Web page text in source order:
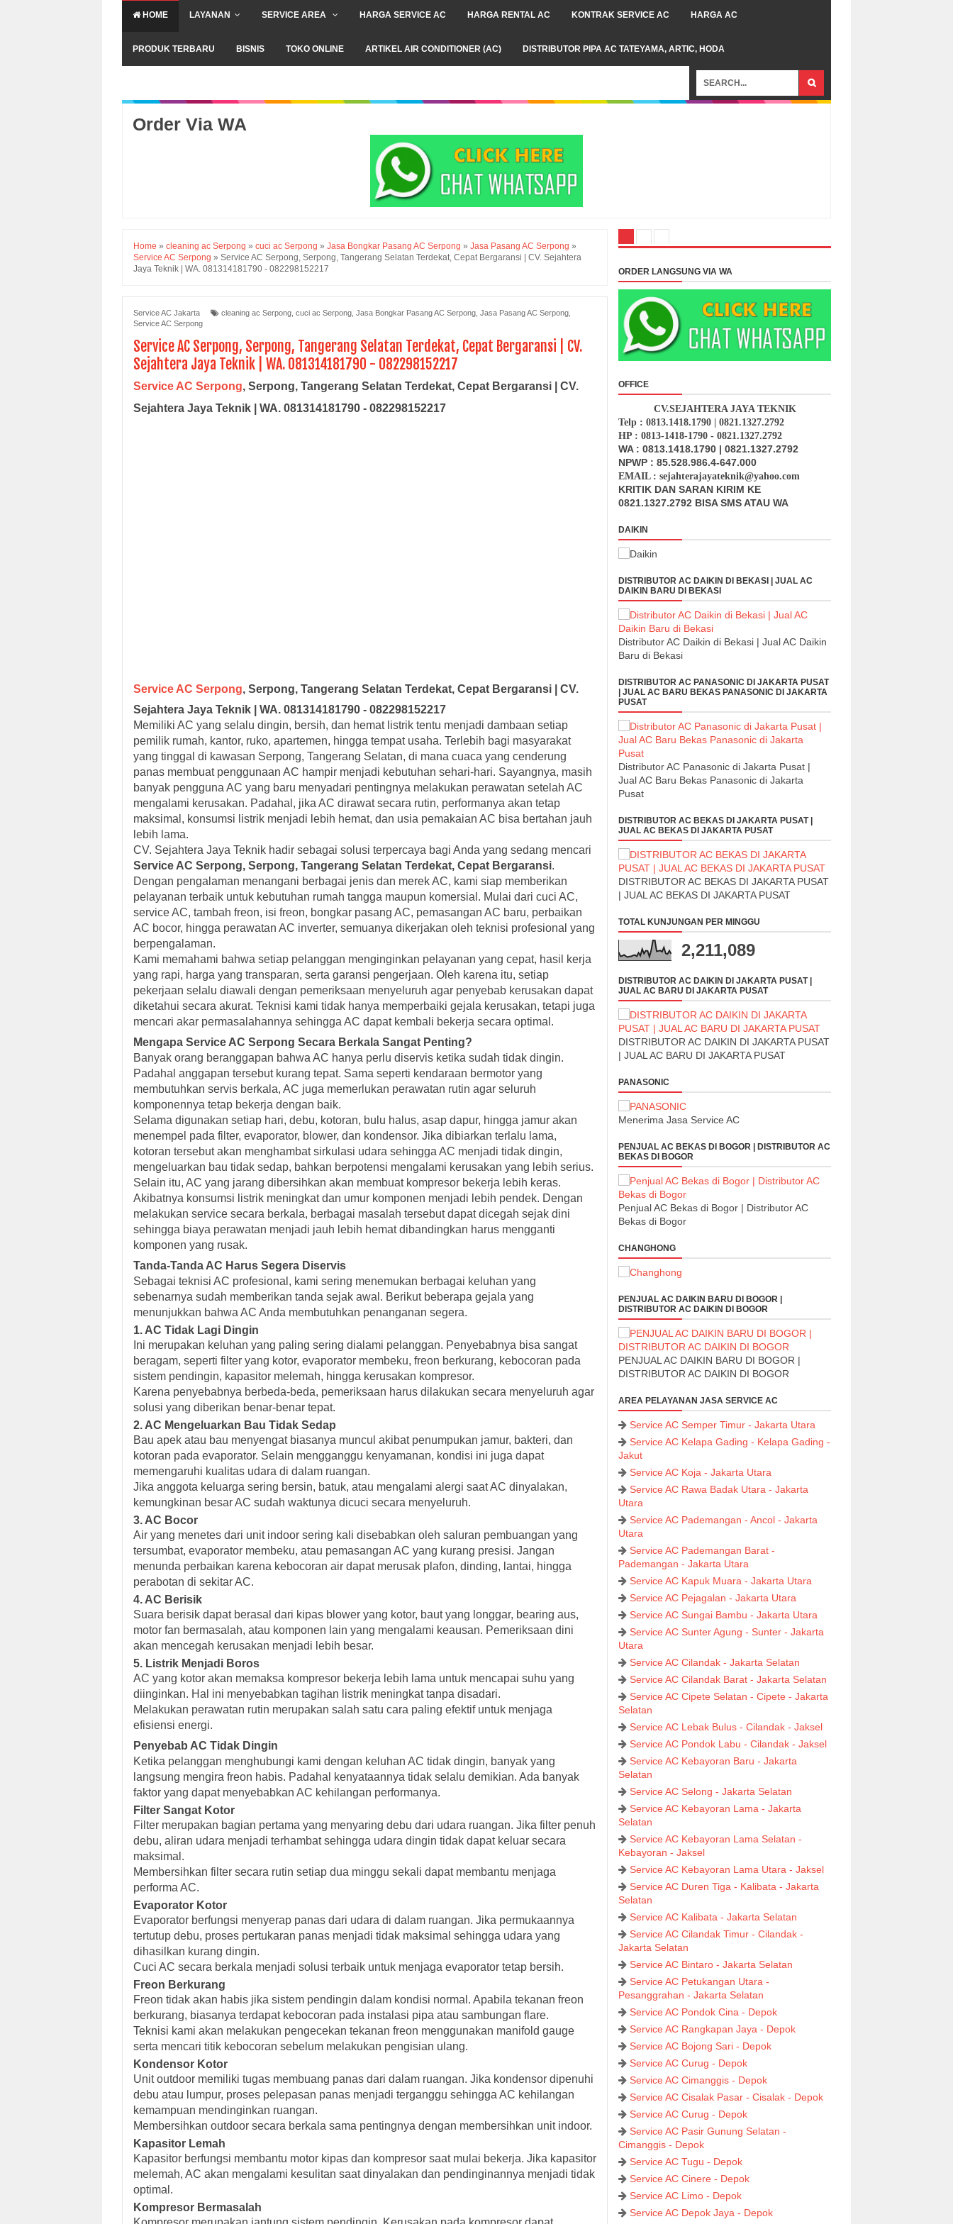
HOME LAYANAN SERVICE AREA HARGA SERVICE AC HARGA RENTAL AC KONTRAK SERVICE AC HARGA AC
PRODUK TERBARU BISNIS TOKO ONLINE ARTIKEL AIR CONDITIONER (AC) DISTRIBUTOR PIPA AC TATEYAMA, ARTIC, HODA
Order Via WA
Home » cleaning ac Serpong » cuci ac Serpong » Jasa Bongkar Pasang AC Serpong » Jasa Pasang AC Serpong »
Service AC Serpong » Service AC Serpong, Serpong, Tangerang Selatan Terdekat, Cepat Bergaransi | CV. Sejahtera
Jaya Teknik | WA. 081314181790 - 082298152217
Service AC Jakarta cleaning ac Serpong cuci ac Serpong Jasa Bongkar Pasang AC Serpong Jasa Pasang AC Serpong
Service AC Serpong
Service AC Serpong, Serpong, Tangerang Selatan Terdekat, Cepat Bergaransi | CV.
Sejahtera Jaya Teknik | WA. 081314181790 - 082298152217
Service AC Serpong, Serpong, Tangerang Selatan Terdekat, Cepat Bergaransi | CV.
Sejahtera Jaya Teknik | WA. 081314181790 - 082298152217
Service AC Serpong, Serpong, Tangerang Selatan Terdekat, Cepat Bergaransi | CV.
Sejahtera Jaya Teknik | WA. 081314181790 - 082298152217
Memiliki AC yang selalu dingin, bersih, dan hemat listrik tentu menjadi dambaan setiap
pemilik rumah, kantor, ruko, apartemen, hingga tempat usaha. Terlebih bagi masyarakat
yang tinggal di kawasan Serpong, Tangerang Selatan, di mana cuaca yang cenderung
panas membuat penggunaan AC hampir menjadi kebutuhan sehari-hari. Sayangnya, masih
banyak pengguna AC yang baru menyadari pentingnya melakukan perawatan setelah AC
mengalami kerusakan. Padahal, jika AC dirawat secara rutin, performanya akan tetap
maksimal, konsumsi listrik menjadi lebih hemat, dan usia pemakaian AC bisa bertahan jauh
lebih lama.
CV. Sejahtera Jaya Teknik hadir sebagai solusi terpercaya bagi Anda yang sedang mencari
Service AC Serpong, Serpong, Tangerang Selatan Terdekat, Cepat Bergaransi.
Dengan pengalaman menangani berbagai jenis dan merek AC, kami siap memberikan
pelayanan terbaik untuk kebutuhan rumah tangga maupun komersial. Mulai dari cuci AC,
service AC, tambah freon, isi freon, bongkar pasang AC, pemasangan AC baru, perbaikan
AC bocor, hingga perawatan AC inverter, semuanya dikerjakan oleh teknisi profesional yang
berpengalaman.
Kami memahami bahwa setiap pelanggan menginginkan pelayanan yang cepat, hasil kerja
yang rapi, harga yang transparan, serta garansi pengerjaan. Oleh karena itu, setiap
pekerjaan selalu diawali dengan pemeriksaan menyeluruh agar penyebab kerusakan dapat
diketahui secara akurat. Teknisi kami tidak hanya memperbaiki gejala kerusakan, tetapi juga
mencari akar permasalahannya sehingga AC dapat kembali bekerja secara optimal.
Mengapa Service AC Serpong Secara Berkala Sangat Penting?
Banyak orang beranggapan bahwa AC hanya perlu diservis ketika sudah tidak dingin.
Padahal anggapan tersebut kurang tepat. Sama seperti kendaraan bermotor yang
membutuhkan servis berkala, AC juga memerlukan perawatan rutin agar seluruh
komponennya tetap bekerja dengan baik.
Selama digunakan setiap hari, debu, kotoran, bulu halus, asap dapur, hingga jamur akan
menempel pada filter, evaporator, blower, dan kondensor. Jika dibiarkan terlalu lama,
kotoran tersebut akan menghambat sirkulasi udara sehingga AC menjadi tidak dingin,
mengeluarkan bau tidak sedap, bahkan berpotensi mengalami kerusakan yang lebih serius.
Selain itu, AC yang jarang dibersihkan akan membuat kompresor bekerja lebih keras.
Akibatnya konsumsi listrik meningkat dan umur komponen menjadi lebih pendek. Dengan
melakukan service secara berkala, berbagai masalah tersebut dapat dicegah sejak dini
sehingga biaya perawatan menjadi jauh lebih hemat dibandingkan harus mengganti
komponen yang rusak.
Tanda-Tanda AC Harus Segera Diservis
Sebagai teknisi AC profesional, kami sering menemukan berbagai keluhan yang
sebenarnya sudah memberikan tanda sejak awal. Berikut beberapa gejala yang
menunjukkan bahwa AC Anda membutuhkan penanganan segera.
1. AC Tidak Lagi Dingin
Ini merupakan keluhan yang paling sering dialami pelanggan. Penyebabnya bisa sangat
beragam, seperti filter yang kotor, evaporator membeku, freon berkurang, kebocoran pada
sistem pendingin, kapasitor melemah, hingga kerusakan kompresor.
Karena penyebabnya berbeda-beda, pemeriksaan harus dilakukan secara menyeluruh agar
solusi yang diberikan benar-benar tepat.
2. AC Mengeluarkan Bau Tidak Sedap
Bau apek atau bau menyengat biasanya muncul akibat penumpukan jamur, bakteri, dan
kotoran pada evaporator. Selain mengganggu kenyamanan, kondisi ini juga dapat
memengaruhi kualitas udara di dalam ruangan.
Jika anggota keluarga sering bersin, batuk, atau mengalami alergi saat AC dinyalakan,
kemungkinan besar AC sudah waktunya dicuci secara menyeluruh.
3. AC Bocor
Air yang menetes dari unit indoor sering kali disebabkan oleh saluran pembuangan yang
tersumbat, evaporator membeku, atau pemasangan AC yang kurang presisi. Jangan
menunda perbaikan karena kebocoran air dapat merusak plafon, dinding, lantai, hingga
perabotan di sekitar AC.
4. AC Berisik
Suara berisik dapat berasal dari kipas blower yang kotor, baut yang longgar, bearing aus,
motor fan bermasalah, atau komponen lain yang mengalami keausan. Pemeriksaan dini
akan mencegah kerusakan menjadi lebih besar.
5. Listrik Menjadi Boros
AC yang kotor akan memaksa kompresor bekerja lebih lama untuk mencapai suhu yang
diinginkan. Hal ini menyebabkan tagihan listrik meningkat tanpa disadari.
Melakukan perawatan rutin merupakan salah satu cara paling efektif untuk menjaga
efisiensi energi.
Penyebab AC Tidak Dingin
Ketika pelanggan menghubungi kami dengan keluhan AC tidak dingin, banyak yang
langsung mengira freon habis. Padahal kenyataannya tidak selalu demikian. Ada banyak
faktor yang dapat menyebabkan AC kehilangan performanya.
Filter Sangat Kotor
Filter merupakan bagian pertama yang menyaring debu dari udara ruangan. Jika filter penuh
debu, aliran udara menjadi terhambat sehingga udara dingin tidak dapat keluar secara
maksimal.
Membersihkan filter secara rutin setiap dua minggu sekali dapat membantu menjaga
performa AC.
Evaporator Kotor
Evaporator berfungsi menyerap panas dari udara di dalam ruangan. Jika permukaannya
tertutup debu, proses pertukaran panas menjadi tidak maksimal sehingga udara yang
dihasilkan kurang dingin.
Cuci AC secara berkala menjadi solusi terbaik untuk menjaga evaporator tetap bersih.
Freon Berkurang
Freon tidak akan habis jika sistem pendingin dalam kondisi normal. Apabila tekanan freon
berkurang, biasanya terdapat kebocoran pada instalasi pipa atau sambungan flare.
Teknisi kami akan melakukan pengecekan tekanan freon menggunakan manifold gauge
serta mencari titik kebocoran sebelum melakukan pengisian ulang.
Kondensor Kotor
Unit outdoor memiliki tugas membuang panas dari dalam ruangan. Jika kondensor dipenuhi
debu atau lumpur, proses pelepasan panas menjadi terganggu sehingga AC kehilangan
kemampuan mendinginkan ruangan.
Membersihkan outdoor secara berkala sama pentingnya dengan membersihkan unit indoor.
Kapasitor Lemah
Kapasitor berfungsi membantu motor kipas dan kompresor saat mulai bekerja. Jika kapasitor
melemah, AC akan mengalami kesulitan saat dinyalakan dan pendinginannya menjadi tidak
optimal.
Kompresor Bermasalah
ORDER LANGSUNG VIA WA
OFFICE
CV.SEJAHTERA JAYA TEKNIK
Telp : 0813.1418.1790 | 0821.1327.2792
HP : 0813-1418-1790 - 0821.1327.2792
WA : 0813.1418.1790 | 0821.1327.2792
NPWP : 85.528.986.4-647.000
EMAIL : sejahterajayateknik@yahoo.com
KRITIK DAN SARAN KIRIM KE
0821.1327.2792 BISA SMS ATAU WA
DAIKIN
DISTRIBUTOR AC DAIKIN DI BEKASI | JUAL AC
DAIKIN BARU DI BEKASI
Distributor AC Daikin di Bekasi | Jual AC Daikin
Baru di Bekasi
DISTRIBUTOR AC PANASONIC DI JAKARTA PUSAT
| JUAL AC BARU BEKAS PANASONIC DI JAKARTA
PUSAT
Distributor AC Panasonic di Jakarta Pusat |
Jual AC Baru Bekas Panasonic di Jakarta
Pusat
DISTRIBUTOR AC BEKAS DI JAKARTA PUSAT |
JUAL AC BEKAS DI JAKARTA PUSAT
DISTRIBUTOR AC BEKAS DI JAKARTA PUSAT
| JUAL AC BEKAS DI JAKARTA PUSAT
TOTAL KUNJUNGAN PER MINGGU
2,211,089
DISTRIBUTOR AC DAIKIN DI JAKARTA PUSAT |
JUAL AC BARU DI JAKARTA PUSAT
DISTRIBUTOR AC DAIKIN DI JAKARTA PUSAT
| JUAL AC BARU DI JAKARTA PUSAT
PANASONIC
Menerima Jasa Service AC
PENJUAL AC BEKAS DI BOGOR | DISTRIBUTOR AC
BEKAS DI BOGOR
Penjual AC Bekas di Bogor | Distributor AC
Bekas di Bogor
CHANGHONG
PENJUAL AC DAIKIN BARU DI BOGOR |
DISTRIBUTOR AC DAIKIN DI BOGOR
PENJUAL AC DAIKIN BARU DI BOGOR |
DISTRIBUTOR AC DAIKIN DI BOGOR
AREA PELAYANAN JASA SERVICE AC
Service AC Semper Timur - Jakarta Utara
Service AC Kelapa Gading - Kelapa Gading -
Jakut
Service AC Koja - Jakarta Utara
Service AC Rawa Badak Utara - Jakarta
Utara
Service AC Pademangan - Ancol - Jakarta
Utara
Service AC Pademangan Barat -
Pademangan - Jakarta Utara
Service AC Kapuk Muara - Jakarta Utara
Service AC Pejagalan - Jakarta Utara
Service AC Sungai Bambu - Jakarta Utara
Service AC Sunter Agung - Sunter - Jakarta
Utara
Service AC Cilandak - Jakarta Selatan
Service AC Cilandak Barat - Jakarta Selatan
Service AC Cipete Selatan - Cipete - Jakarta
Selatan
Service AC Lebak Bulus - Cilandak - Jaksel
Service AC Pondok Labu - Cilandak - Jaksel
Service AC Kebayoran Baru - Jakarta
Selatan
Service AC Selong - Jakarta Selatan
Service AC Kebayoran Lama - Jakarta
Selatan
Service AC Kebayoran Lama Selatan -
Kebayoran - Jaksel
Service AC Kebayoran Lama Utara - Jaksel
Service AC Duren Tiga - Kalibata - Jakarta
Selatan
Service AC Kalibata - Jakarta Selatan
Service AC Cilandak Timur - Cilandak -
Jakarta Selatan
Service AC Bintaro - Jakarta Selatan
Service AC Petukangan Utara -
Pesanggrahan - Jakarta Selatan
Service AC Pondok Cina - Depok
Service AC Rangkapan Jaya - Depok
Service AC Bojong Sari - Depok
Service AC Curug - Depok
Service AC Cimanggis - Depok
Service AC Cisalak Pasar - Cisalak - Depok
Service AC Curug - Depok
Service AC Pasir Gunung Selatan -
Cimanggis - Depok
Service AC Tugu - Depok
Service AC Cinere - Depok
Service AC Limo - Depok
Service AC Depok Jaya - Depok